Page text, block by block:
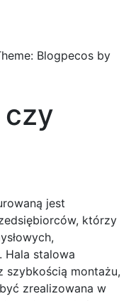
Blogpecos by
czy
jest
którzy
Hala stalowa
szybkością montażu,
zrealizowana w